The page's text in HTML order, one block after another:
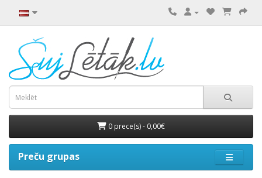
0 prece(s) - 0,00€
Preču grupas